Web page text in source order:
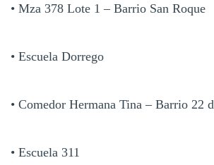
• Mza 378 Lote 1 – Barrio San Roque
• Escuela Dorrego
• Comedor Hermana Tina – Barrio 22
• Escuela 311